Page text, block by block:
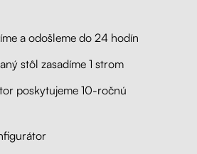
a odošleme do 24 hodín
stôl zasadíme 1 strom
poskytujeme 10-ročnú